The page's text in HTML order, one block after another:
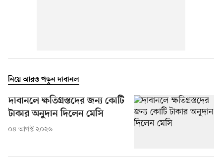
নিয়ে আরও পড়ুন দাবানল
দাবানলে ক্ষতিগ্রস্তদের জন্য কোটি
টাকার অনুদান দিলেন মেসি
০৪ আগস্ট ২০২৬